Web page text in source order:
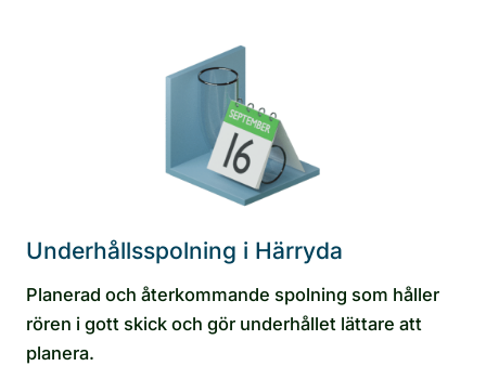
Underhållsspolning i Härryda
Planerad och återkommande spolning som håller
rören i gott skick och gör underhållet lättare att
planera.